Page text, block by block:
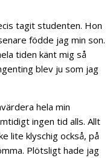
tagit studenten. Hon
födde jag min son.
tiden känt mig så
blev ju som jag
hela min
ingen tid alls. Allt
lite klyschig också, på
Plötsligt hade jag